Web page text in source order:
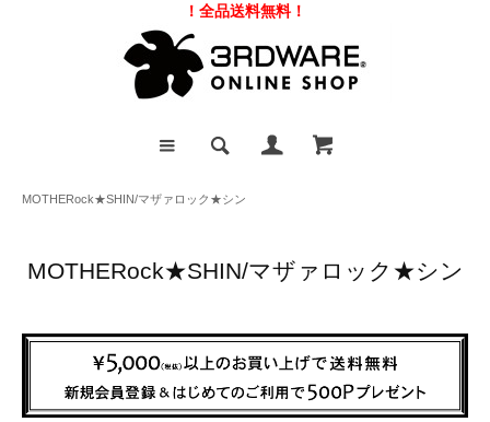
！全品送料無料！
MOTHERock★SHIN/マザァロック★シン
MOTHERock★SHIN/マザァロック★シン